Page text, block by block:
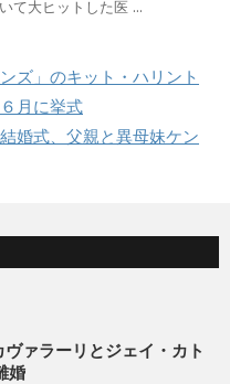
て大ヒットした医 ...
ズ」のキット・ハリント
月に挙式
婚式、父親と異母妹ケン
ァラーリとジェイ・カト
婚